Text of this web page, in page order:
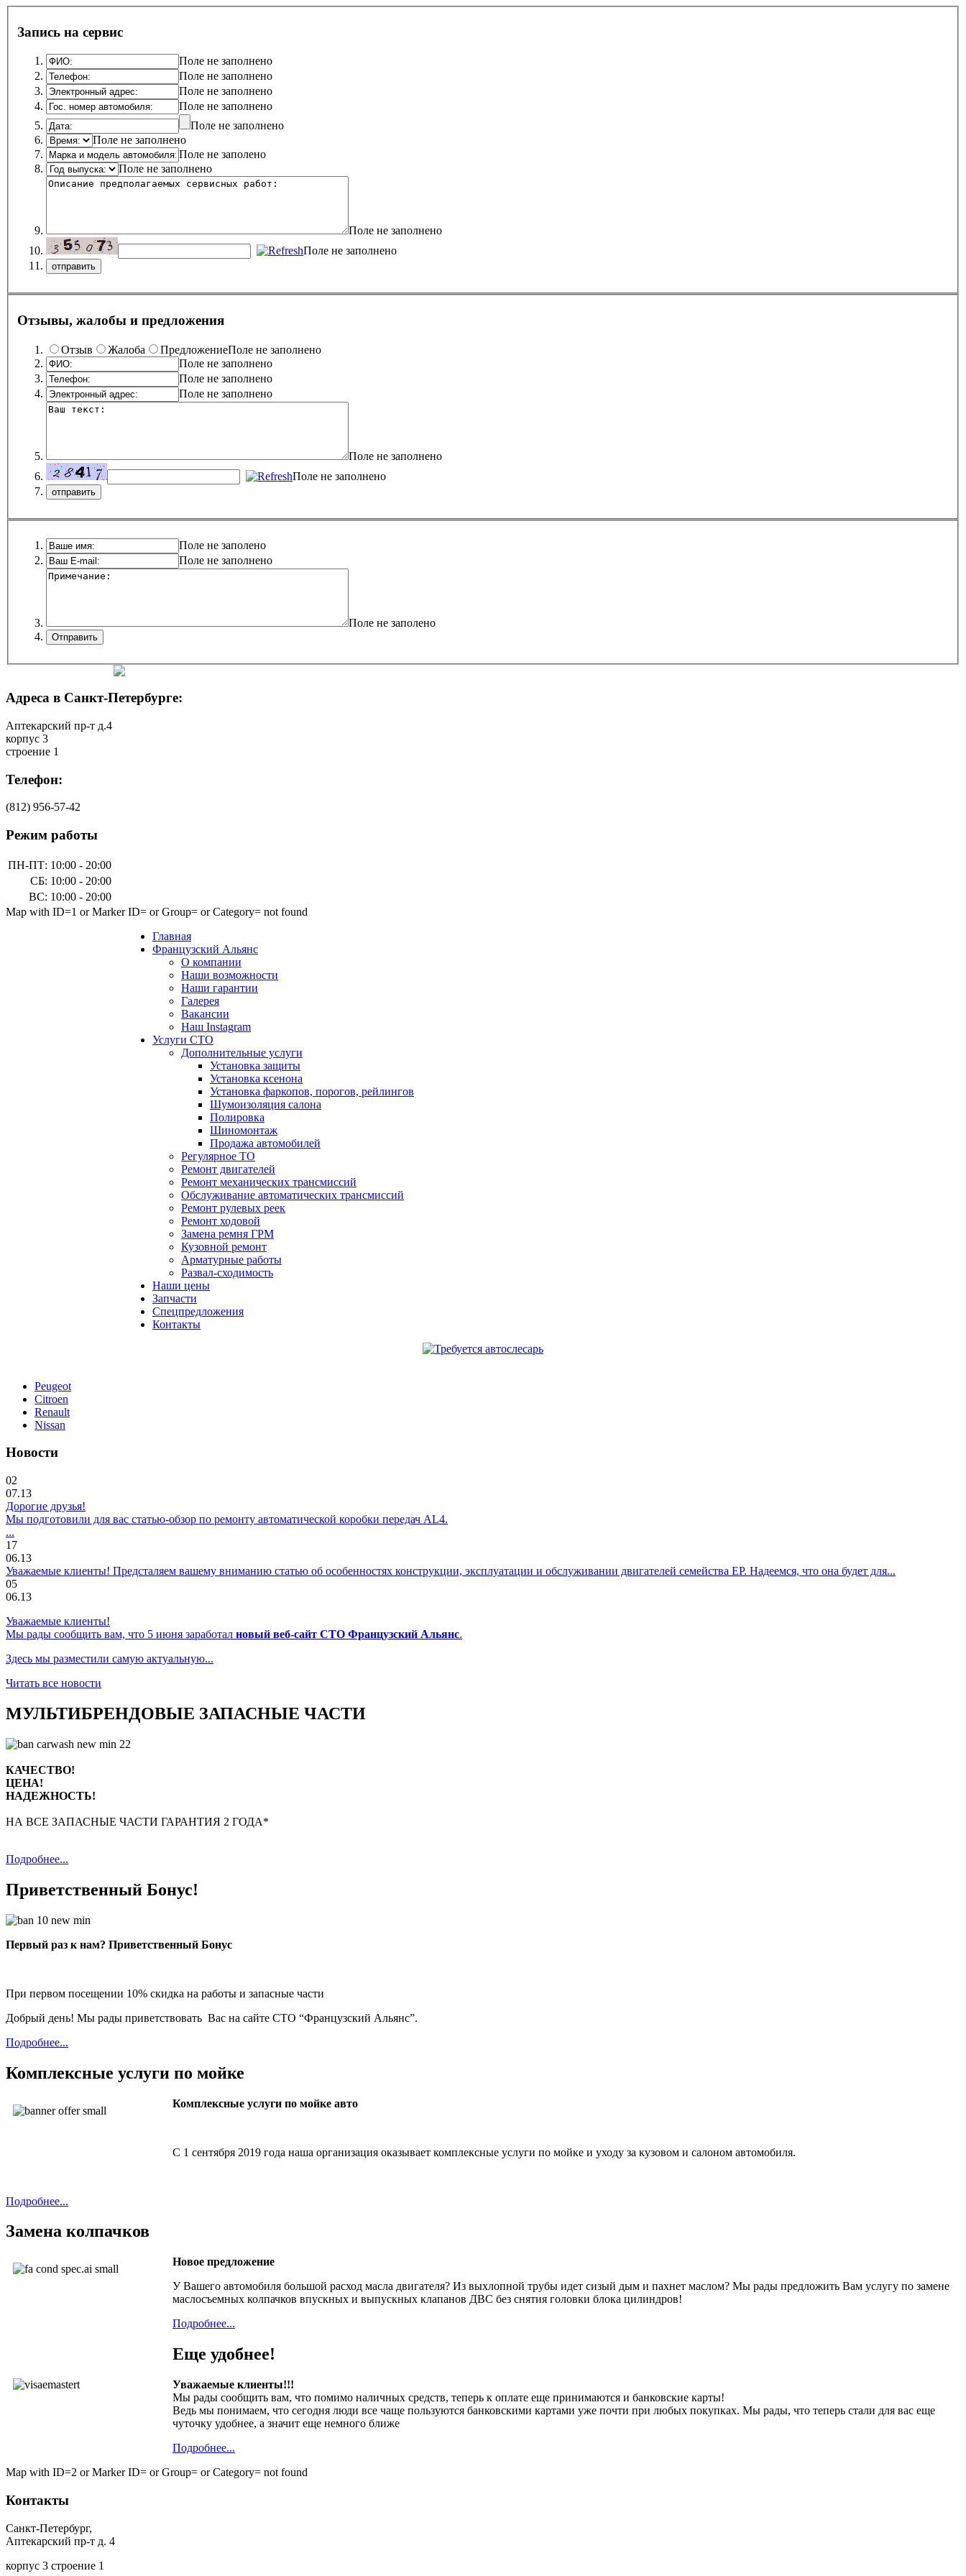
Запись на сервис
Поле не заполнено
Поле не заполнено
Поле не заполнено
Поле не заполнено
Поле не заполнено
Поле не заполнено
Поле не заполено
Поле не заполнено
Поле не заполнено
Поле не заполнено
Отзывы, жалобы и предложения
Отзыв Жалоба ПредложениеПоле не заполнено
Поле не заполнено
Поле не заполнено
Поле не заполнено
Поле не заполнено
Поле не заполнено
Поле не заполено
Поле не заполнено
Поле не заполено
Адреса в Санкт-Петербурге:
Аптекарский пр-т д.4
корпус 3
строение 1
Телефон:
(812) 956-57-42
Режим работы
ПН-ПТ: 10:00 - 20:00
СБ: 10:00 - 20:00
ВС: 10:00 - 20:00
Map with ID=1 or Marker ID= or Group= or Category= not found
Главная
Французский Альянс
О компании
Наши возможности
Наши гарантии
Галерея
Вакансии
Наш Instagram
Услуги СТО
Дополнительные услуги
Установка защиты
Установка ксенона
Установка фаркопов, порогов, рейлингов
Шумоизоляция салона
Полировка
Шиномонтаж
Продажа автомобилей
Регулярное ТО
Ремонт двигателей
Ремонт механических трансмиссий
Обслуживание автоматических трансмиссий
Ремонт рулевых реек
Ремонт ходовой
Замена ремня ГРМ
Кузовной ремонт
Арматурные работы
Развал-сходимость
Наши цены
Запчасти
Спецпредложения
Контакты
Peugeot
Citroen
Renault
Nissan
Новости
02
07.13
Дорогие друзья!
Мы подготовили для вас статью-обзор по ремонту автоматической коробки передач AL4.
...
17
06.13
Уважаемые клиенты! Предсталяем вашему вниманию статью об особенностях конструкции, эксплуатации и обслуживании двигателей семейства EP. Надеемся, что она будет для...
05
06.13
Уважаемые клиенты!
Мы рады сообщить вам, что 5 июня заработал новый веб-сайт СТО Французский Альянс.
Здесь мы разместили самую актуальную...
Читать все новости
МУЛЬТИБРЕНДОВЫЕ ЗАПАСНЫЕ ЧАСТИ
КАЧЕСТВО!
ЦЕНА!
НАДЕЖНОСТЬ!
НА ВСЕ ЗАПАСНЫЕ ЧАСТИ ГАРАНТИЯ 2 ГОДА*
Подробнее...
Приветственный Бонус!
Первый раз к нам? Приветственный Бонус
При первом посещении 10% скидка на работы и запасные части
Добрый день! Мы рады приветствовать Вас на сайте СТО “Французский Альянс”.
Подробнее...
Комплексные услуги по мойке
Комплексные услуги по мойке авто
С 1 сентября 2019 года наша организация оказывает комплексные услуги по мойке и уходу за кузовом и салоном автомобиля.
Подробнее...
Замена колпачков
Новое предложение
У Вашего автомобиля большой расход масла двигателя? Из выхлопной трубы идет сизый дым и пахнет маслом? Мы рады предложить Вам услугу по замене
маслосъемных колпачков впускных и выпускных клапанов ДВС без снятия головки блока цилиндров!
Подробнее...
Еще удобнее!
Уважаемые клиенты!!!
Мы рады сообщить вам, что помимо наличных средств, теперь к оплате еще принимаются и банковские карты!
Ведь мы понимаем, что сегодня люди все чаще пользуются банковскими картами уже почти при любых покупках. Мы рады, что теперь стали для вас еще
чуточку удобнее, а значит еще немного ближе
Подробнее...
Map with ID=2 or Marker ID= or Group= or Category= not found
Контакты
Санкт-Петербург,
Аптекарский пр-т д. 4
корпус 3 строение 1